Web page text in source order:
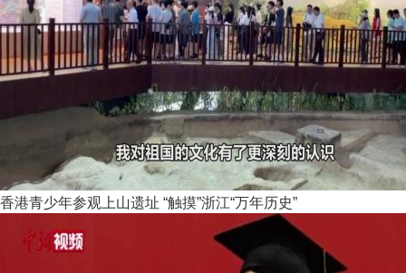
香港青少年参观上山遗址 “触摸”浙江“万年历史”